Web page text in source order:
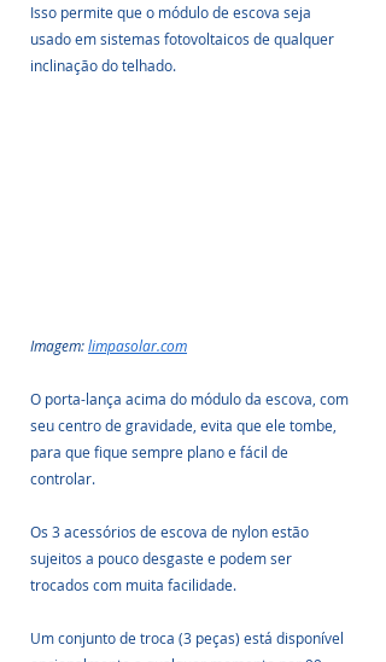
Isso permite que o módulo de escova seja
usado em sistemas fotovoltaicos de qualquer
inclinação do telhado.
Imagem: limpasolar.com
O porta-lança acima do módulo da escova, com
seu centro de gravidade, evita que ele tombe,
para que fique sempre plano e fácil de
controlar.
Os 3 acessórios de escova de nylon estão
sujeitos a pouco desgaste e podem ser
trocados com muita facilidade.
Um conjunto de troca (3 peças) está disponível